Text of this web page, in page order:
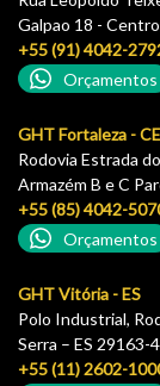
Galpao 18 -
+55 (91) 4042-
Orçamentos
GHT Fortaleza - CE
Rodovia Estrada
Armazém B e C
+55 (85) 4042-
Orçamentos
GHT Vitória - ES
Polo Industrial,
Serra – ES 29163-
+55 (11) 2602-